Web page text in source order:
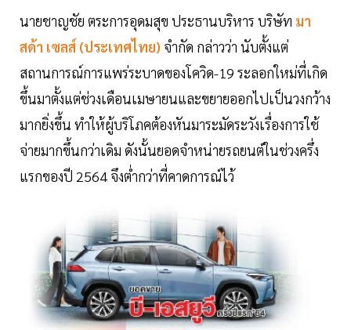
นายชาญชัย ตระการอุดมสุข ประธานบริหาร บริษัท มา
สด้า เซลส์ (ประเทศไทย) จำกัด กล่าวว่า นับตั้งแต่
สถานการณ์การแพร่ระบาดของโควิด-19 ระลอกใหม่ที่เกิด
ขึ้นมาตั้งแต่ช่วงเดือนเมษายนและขยายออกไปเป็นวงกว้าง
มากยิ่งขึ้น ทำให้ผู้บริโภคต้องหันมาระมัดระวังเรื่องการใช้
จ่ายมากขึ้นกว่าเดิม ดังนั้นยอดจำหน่ายรถยนต์ในช่วงครึ่ง
แรกของปี 2564 จึงตํ่ากว่าที่คาดการณ์ไว้